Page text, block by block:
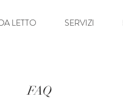
LETTO SERVIZI
FAQ